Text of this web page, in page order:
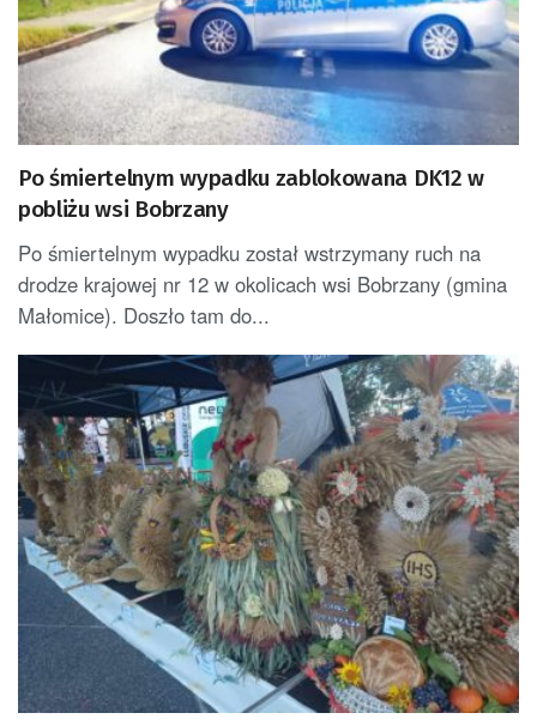
Po śmiertelnym wypadku zablokowana DK12 w
pobliżu wsi Bobrzany
Po śmiertelnym wypadku został wstrzymany ruch na
drodze krajowej nr 12 w okolicach wsi Bobrzany (gmina
Małomice). Doszło tam do...